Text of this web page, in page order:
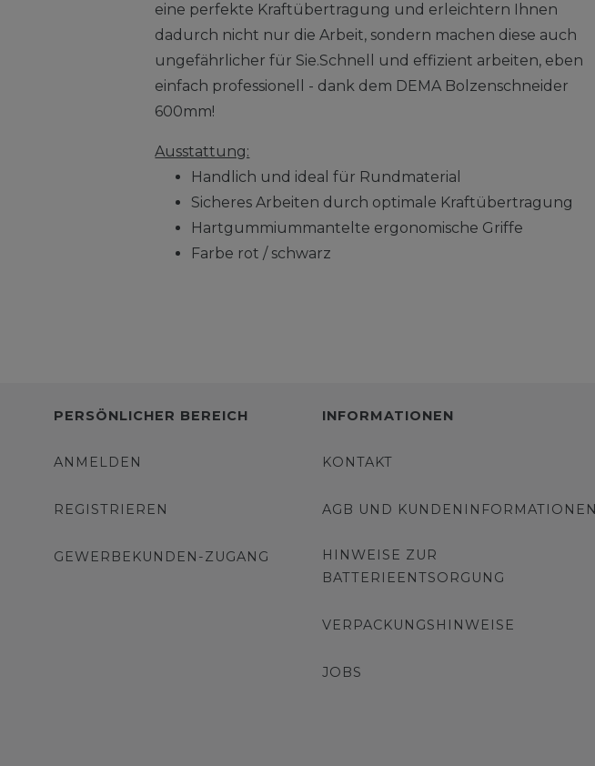
eine perfekte Kraftübertragung und erleichtern Ihnen
dadurch nicht nur die Arbeit, sondern machen diese auch
ungefährlicher für Sie.Schnell und effizient arbeiten, eben
einfach professionell - dank dem DEMA Bolzenschneider
600mm!
Ausstattung:
Handlich und ideal für Rundmaterial
Sicheres Arbeiten durch optimale Kraftübertragung
Hartgummiummantelte ergonomische Griffe
Farbe rot / schwarz
PERSÖNLICHER BEREICH
ANMELDEN
REGISTRIEREN
GEWERBEKUNDEN-ZUGANG
INFORMATIONEN
KONTAKT
AGB UND KUNDENINFORMATIONEN
HINWEISE ZUR
BATTERIEENTSORGUNG
VERPACKUNGSHINWEISE
JOBS